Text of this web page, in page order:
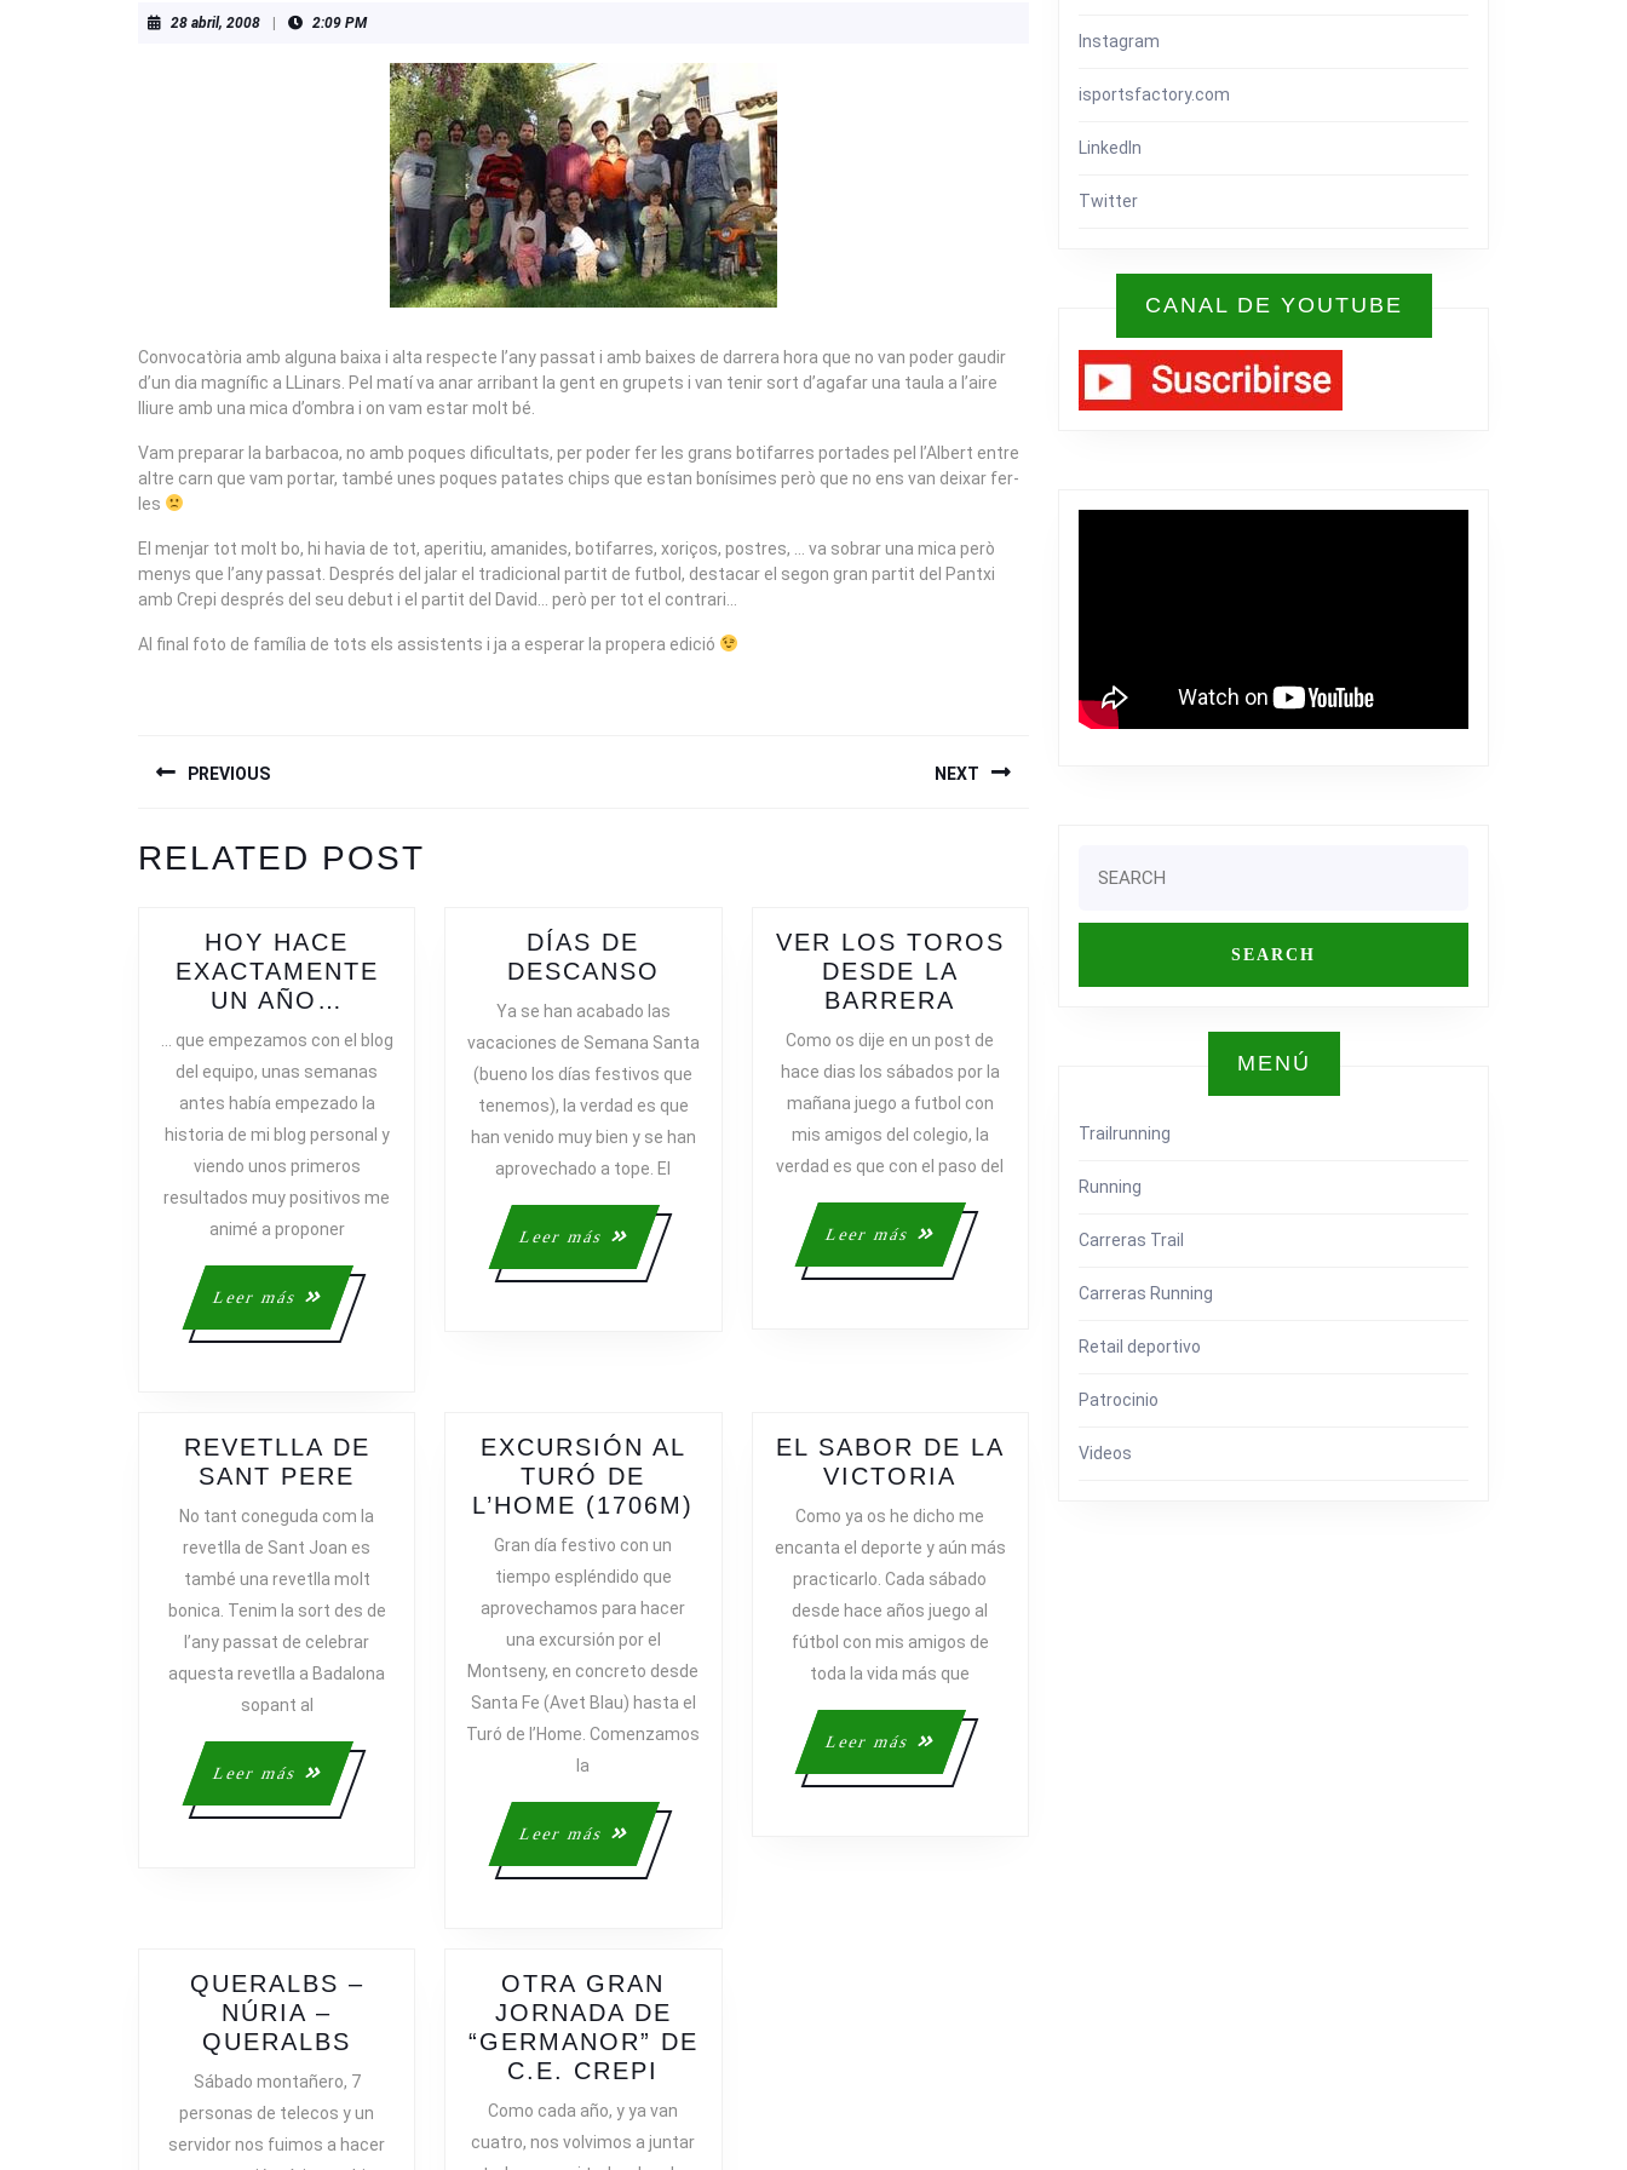
28 abril, 200828
2:09 PM
Convocatòria amb alguna baixa i alta respecte l’any passat i amb baixes de darrera hora que no van poder gaudir
d’un dia magnífic a LLinars. Pel matí va anar arribant la gent en grupets i van tenir sort d’agafar una taula a l’aire
lliure amb una mica d’ombra i on vam estar molt bé.
Vam preparar la barbacoa, no amb poques dificultats, per poder fer les grans botifarres portades pel l’Albert entre
altre carn que vam portar, també unes poques patates chips que estan bonísimes però que no ens van deixar fer-
les
El menjar tot molt bo, hi havia de tot, aperitiu, amanides, botifarres, xoriços, postres, … va sobrar una mica però
menys que l’any passat. Després del jalar el tradicional partit de futbol, destacar el segon gran partit del Pantxi
amb Crepi després del seu debut i el partit del David… però per tot el contrari…
Al final foto de família de tots els assistents i ja a esperar la propera edició
DE
ENTRADAS
PREVIOUS
post:
NEXT
RELATED POST
HOY HACE
EXACTAMENTE
UN AÑO…
HACE
EXACTAMENTE
UN
AÑO…
… que empezamos con el blog
del equipo, unas semanas
antes había empezado la
historia de mi blog personal y
viendo unos primeros
resultados muy positivos me
animé a proponer
Leer más
Leer
más
DÍAS DE
DESCANSO
DESCANSO
Ya se han acabado las
vacaciones de Semana Santa
(bueno los días festivos que
tenemos), la verdad es que
han venido muy bien y se han
aprovechado a tope. El
Leer más
Leer
más
VER LOS TOROS
DESDE LA
BARRERA
LOS
DESDE
LA
BARRERA
Como os dije en un post de
hace dias los sábados por la
mañana juego a futbol con
mis amigos del colegio, la
verdad es que con el paso del
Leer más
Leer
más
REVETLLA DE
SANT PERE
DE
PERE
No tant coneguda com la
revetlla de Sant Joan es
també una revetlla molt
bonica. Tenim la sort des de
l’any passat de celebrar
aquesta revetlla a Badalona
sopant al
Leer más
Leer
más
EXCURSIÓN AL
TURÓ DE
L’HOME (1706M)
EXCURSIÓN
L’HOME
(1706M)
Gran día festivo con un
tiempo espléndido que
aprovechamos para hacer
una excursión por el
Montseny, en concreto desde
Santa Fe (Avet Blau) hasta el
Turó de l’Home. Comenzamos
la
Leer más
Leer
más
EL SABOR DE LA
VICTORIA
LA
VICTORIA
Como ya os he dicho me
encanta el deporte y aún más
practicarlo. Cada sábado
desde hace años juego al
fútbol con mis amigos de
toda la vida más que
Leer más
Leer
más
QUERALBS –
NÚRIA –
QUERALBS QUERALBS
–
–
QUERALBS
Sábado montañero, 7
personas de telecos y un
servidor nos fuimos a hacer
OTRA GRAN
JORNADA DE
“GERMANOR” DE
C.E. CREPI
DE
Como cada año, y ya van
cuatro, nos volvimos a juntar
Instagram
isportsfactory.com
LinkedIn
Twitter
CANAL DE YOUTUBE
for:
MENÚ
Trailrunning
Running
Carreras Trail
Carreras Running
Retail deportivo
Patrocinio
Videos